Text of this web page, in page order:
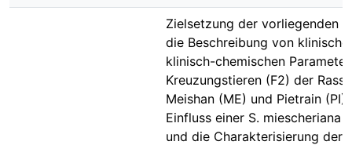
Zielsetzung der vorliegenden
die Beschreibung von
klinisch-chemischen
Kreuzungstieren (F2) der
Meishan (ME) und Pietrain (PI)
Einfluss einer S. miescheriana
und die Charakterisierung der